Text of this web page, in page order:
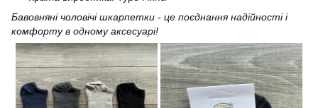
Бавовняні чоловічі шкарпетки - це поєднання надійності і
комфорту в одному аксесуарі!